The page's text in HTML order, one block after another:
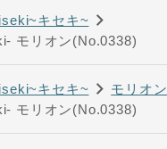
キセキ~
モリオン(No.0338)
キセキ~
モリオン
モリオン(No.0338)